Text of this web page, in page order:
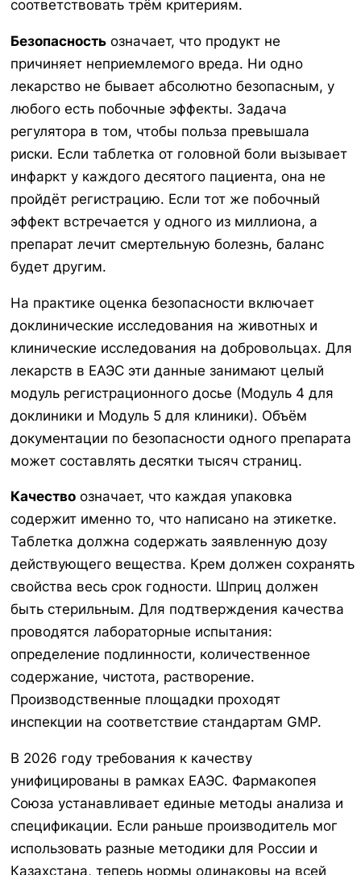
соответствовать трём критериям.
Безопасность означает, что продукт не
причиняет неприемлемого вреда. Ни одно
лекарство не бывает абсолютно безопасным, у
любого есть побочные эффекты. Задача
регулятора в том, чтобы польза превышала
риски. Если таблетка от головной боли вызывает
инфаркт у каждого десятого пациента, она не
пройдёт регистрацию. Если тот же побочный
эффект встречается у одного из миллиона, а
препарат лечит смертельную болезнь, баланс
будет другим.
На практике оценка безопасности включает
доклинические исследования на животных и
клинические исследования на добровольцах. Для
лекарств в ЕАЭС эти данные занимают целый
модуль регистрационного досье (Модуль 4 для
доклиники и Модуль 5 для клиники). Объём
документации по безопасности одного препарата
может составлять десятки тысяч страниц.
Качество означает, что каждая упаковка
содержит именно то, что написано на этикетке.
Таблетка должна содержать заявленную дозу
действующего вещества. Крем должен сохранять
свойства весь срок годности. Шприц должен
быть стерильным. Для подтверждения качества
проводятся лабораторные испытания:
определение подлинности, количественное
содержание, чистота, растворение.
Производственные площадки проходят
инспекции на соответствие стандартам GMP.
В 2026 году требования к качеству
унифицированы в рамках ЕАЭС. Фармакопея
Союза устанавливает единые методы анализа и
спецификации. Если раньше производитель мог
использовать разные методики для России и
Казахстана, теперь нормы одинаковы на всей